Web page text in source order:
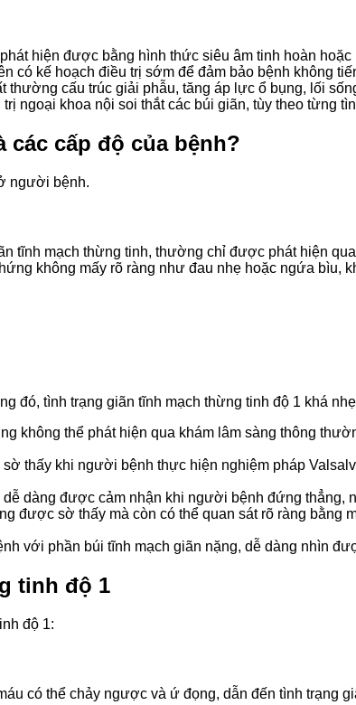
hiện được bằng hình thức siêu âm tinh hoàn
có kế hoạch điều trị sớm để đảm bảo bệnh không
cấu trúc giải phẫu, tăng áp lực ổ bụng, lối
ngoại khoa nội soi thắt các búi giãn, tùy theo từng
cấp độ của bệnh?
người bệnh.
tĩnh mạch thừng tinh, thường chỉ được phát hiện
không mấy rõ ràng như đau nhẹ hoặc ngứa
đó, tình trạng giãn tĩnh mạch thừng tinh độ 1 khá
không thể phát hiện qua khám lâm sàng thông
thấy khi người bệnh thực hiện nghiệm pháp
dàng được cảm nhận khi người bệnh đứng thẳng,
được sờ thấy mà còn có thể quan sát rõ ràng
với phần búi tĩnh mạch giãn nặng, dễ dàng nhìn
tinh độ 1
độ 1:
có thể chảy ngược và ứ đọng, dẫn đến tình trạng